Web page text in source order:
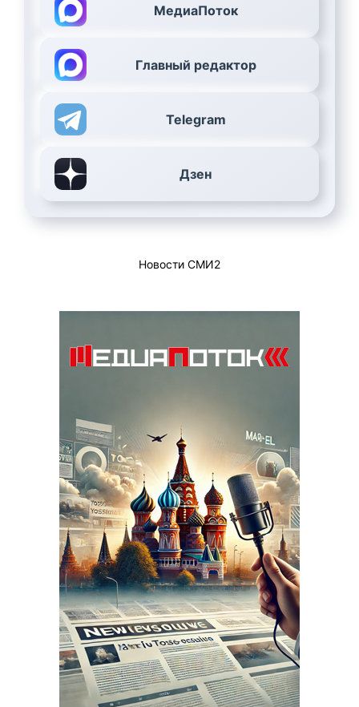
МедиаПоток
Главный редактор
Telegram
Дзен
Новости СМИ2